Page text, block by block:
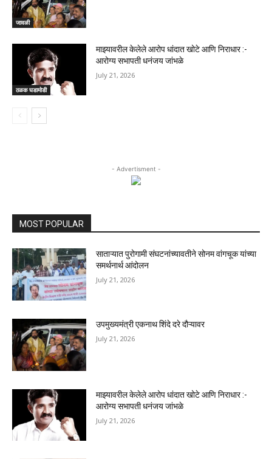
जावळी
ठळक घडामोडी
माझ्यावरील केलेले आरोप धांदात खोटे आणि निराधार :-
आरोग्य सभापती धनंजय जांभळे
July 21, 2026
- Advertisment -
MOST POPULAR
साताऱ्यात पुरोगामी संघटनांच्यावतीने सोनम वांगचूक यांच्या
समर्थनार्थ आंदोलन
July 21, 2026
उपमुख्यमंत्री एकनाथ शिंदे दरे दौऱ्यावर
July 21, 2026
माझ्यावरील केलेले आरोप धांदात खोटे आणि निराधार :-
आरोग्य सभापती धनंजय जांभळे
July 21, 2026